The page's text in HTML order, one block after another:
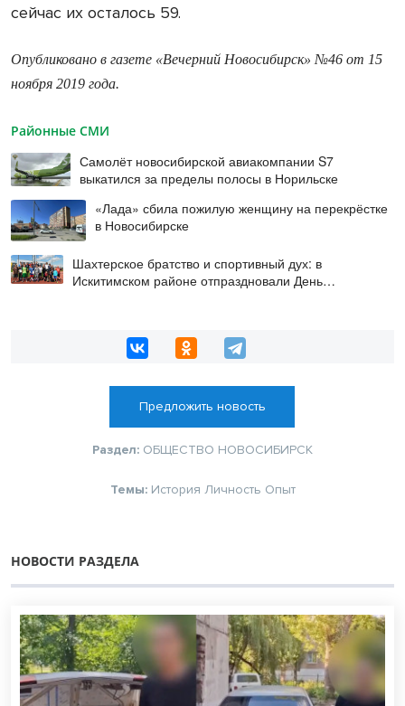
сейчас их осталось 59.
Опубликовано в газете «Вечерний Новосибирск» №46 от 15
ноября 2019 года.
Районные СМИ
Самолёт новосибирской авиакомпании S7
выкатился за пределы полосы в Норильске
«Лада» сбила пожилую женщину на перекрёстке
в Новосибирске
Шахтерское братство и спортивный дух: в
Искитимском районе отпраздновали День
Предложить новость
Раздел: ОБЩЕСТВО НОВОСИБИРСК
Темы: История Личность Опыт
НОВОСТИ РАЗДЕЛА